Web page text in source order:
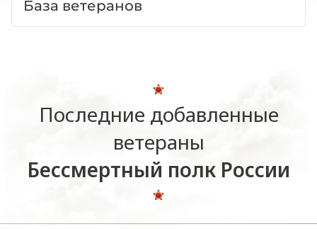
База ветеранов
Последние добавленные
ветераны
Бессмертный полк России